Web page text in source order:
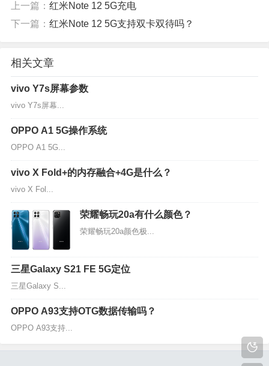
上一篇： 红米Note 12 5G充电
下一篇： 红米Note 12 5G支持双卡双待吗？
相关文章
vivo Y7s屏幕参数
vivo Y7s屏幕...
OPPO A1 5G操作系统
OPPO A1 5G...
vivo X Fold+的内存融合+4G是什么？
vivo X Fol...
荣耀畅玩20a有什么颜色？
荣耀畅玩20a颜色极...
三星Galaxy S21 FE 5G定位
三星Galaxy S...
OPPO A93支持OTG数据传输吗？
OPPO A93支持...